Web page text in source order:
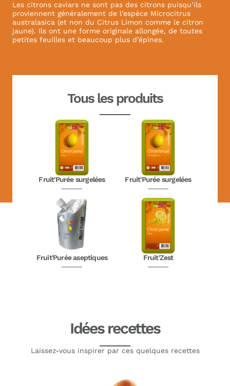
Les citrons caviars ne sont pas des citrons puisqu’ils
proviennent généralement de l’espèce Microcitrus
australasica (et non du Citrus Limon comme le citron
jaune). Ils ont une forme originale allongée, de toutes
petites feuilles et beaucoup plus d’épines.
Tous les produits
Fruit'Purée surgelées Fruit'Purée surgelées
Fruit'Purée aseptiques Fruit'Zest
Idées recettes
Laissez-vous inspirer par ces quelques recettes